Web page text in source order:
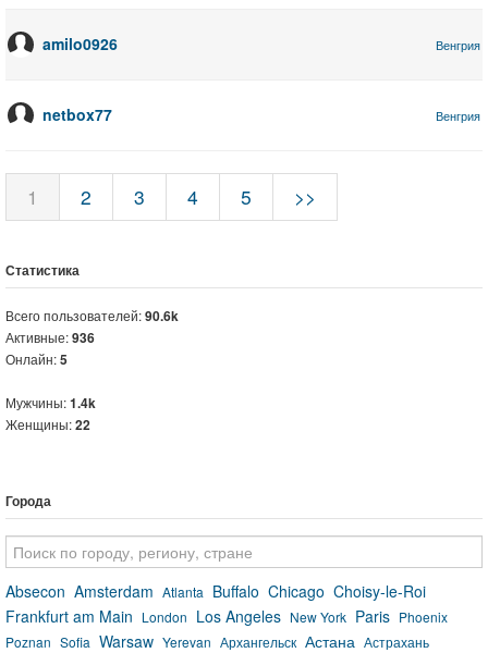
amilo0926 Венгрия
netbox77 Венгрия
1 2 3 4 5 >>
Статистика
Всего пользователей:90.6k
Активные:936
Онлайн:5
Мужчины:1.4k
Женщины:22
Города
Absecon Amsterdam Atlanta Buffalo Chicago Choisy-le-Roi
Frankfurt am Main London Los Angeles New York Paris Phoenix
Poznan Sofia Warsaw Yerevan Архангельск Астана Астрахань